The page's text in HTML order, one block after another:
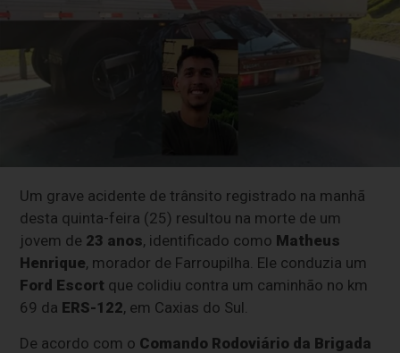
Um grave acidente de trânsito registrado na manhã
desta quinta-feira (25) resultou na morte de um
jovem de 23 anos, identificado como Matheus
Henrique, morador de Farroupilha. Ele conduzia um
Ford Escort que colidiu contra um caminhão no km
69 da ERS-122, em Caxias do Sul.
De acordo com o Comando Rodoviário da Brigada